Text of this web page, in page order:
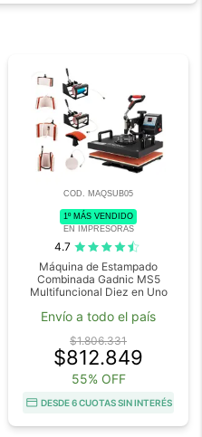
COD. MAQSUB05
1º MÁS VENDIDO
EN IMPRESORAS
4.7
Máquina de Estampado
Combinada Gadnic MS5
Multifuncional Diez en Uno
Envío a todo el país
$1.806.331
$812.849
55% OFF
DESDE 6 CUOTAS SIN INTERÉS